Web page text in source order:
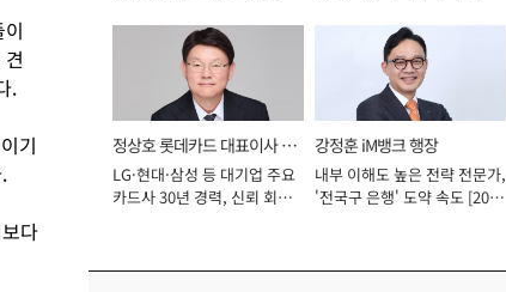
.
기
다
정상호 롯데카드 대표이사 사
장
LG·현대·삼성 등 대기업 주요
카드사 30년 경력, 신뢰 회복
강정훈 iM뱅크 행장
내부 이해도 높은 전략 전문가,
'전국구 은행' 도약 속도 [2026